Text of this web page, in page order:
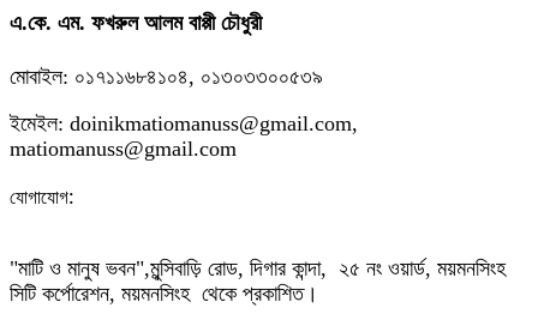
এ.কে. এম. ফখরুল আলম বাপ্পী চৌধুরী
মোবাইল: ০১৭১১৬৮৪১০৪, ০১৩০৩৩০০৫৩৯
ইমেইল: doinikmatiomanuss@gmail.com,
matiomanuss@gmail.com
যোগাযোগ:
"মাটি ও মানুষ ভবন",মুন্সিবাড়ি রোড, দিগার কান্দা, ২৫ নং ওয়ার্ড, ময়মনসিংহ
সিটি কর্পোরেশন, ময়মনসিংহ থেকে প্রকাশিত।